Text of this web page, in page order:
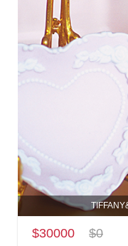
$30000 $0